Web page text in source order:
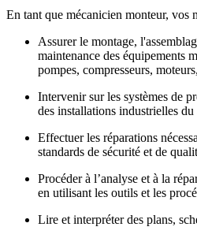
En tant que mécanicien monteur, vos
Assurer le montage,
maintenance des équipements
pompes, compresseurs,
Intervenir sur les systèmes de
des installations industrielles du
Effectuer les réparations
standards de sécurité et de
Procéder à l’analyse et à la
en utilisant les outils et les
Lire et interpréter des plans,